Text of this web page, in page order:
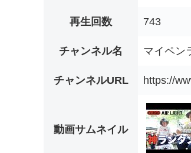
再生回数 743
チャンネル名 マイペン
チャンネルURL https://
動画サムネイル